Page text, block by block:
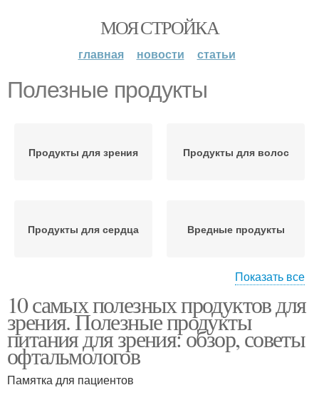
МОЯ СТРОЙКА
главная новости статьи
Полезные продукты
Продукты для зрения Продукты для волос
Продукты для сердца Вредные продукты
Важные продукты Продукты для здоровья
Показать все
10 самых полезных продуктов для
зрения. Полезные продукты
питания для зрения: обзор, советы
офтальмологов
Памятка для пациентов